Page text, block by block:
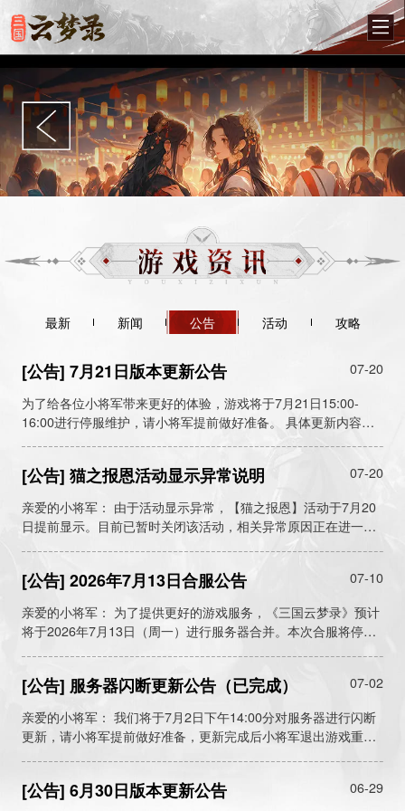
最新 新闻 公告 活动 攻略
[公告] 7月21日版本更新公告
07-20
为了给各位小将军带来更好的体验，游戏将于7月21日15:00-
16:00进行停服维护，请小将军提前做好准备。 具体更新内容如
[公告] 猫之报恩活动显示异常说明
07-20
亲爱的小将军： 由于活动显示异常，【猫之报恩】活动于7月20
日提前显示。目前已暂时关闭该活动，相关异常原因正在进一步
排查中。因活动提前异常对外显示，今天活动显示期间产生的充
值为符合条件的小将军补发“高级招募道具*1”，补偿预计将于今
日内完成发放。
[公告] 2026年7月13日合服公告
07-10
亲爱的小将军： 为了提供更好的游戏服务，《三国云梦录》预计
将于2026年7月13日（周一）进行服务器合并。本次合服将停服
进入赛季三，四次合服的服务器将进入赛季四，五次合服的服务
器将进入赛季五），请小将军提前做好准备。
[公告] 服务器闪断更新公告（已完成）
07-02
亲爱的小将军： 我们将于7月2日下午14:00分对服务器进行闪断
更新，请小将军提前做好准备，更新完成后小将军退出游戏重新
器属性加成显示错误的问题（仅为显示问题，不影响实际属性加
[公告] 6月30日版本更新公告 06-29